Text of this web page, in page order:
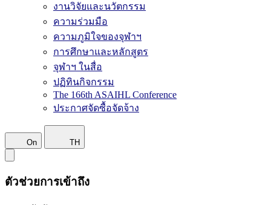
งานวิจัยและนวัตกรรม
ความร่วมมือ
ความภูมิใจของจุฬาฯ
การศึกษาและหลักสูตร
จุฬาฯ ในสื่อ
ปฏิทินกิจกรรม
The 166th ASAIHL Conference
ประกาศจัดซื้อจัดจ้าง
On TH
ตัวช่วยการเข้าถึง